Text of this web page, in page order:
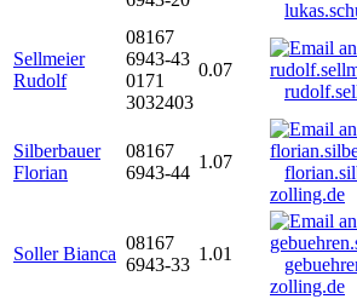
Sellmeier
Rudolf
08167
6943-43
0171
3032403
0.07
Silberbauer
Florian
08167
6943-44
1.07
zolling.de
Soller Bianca
08167
6943-33
1.01
zolling.de